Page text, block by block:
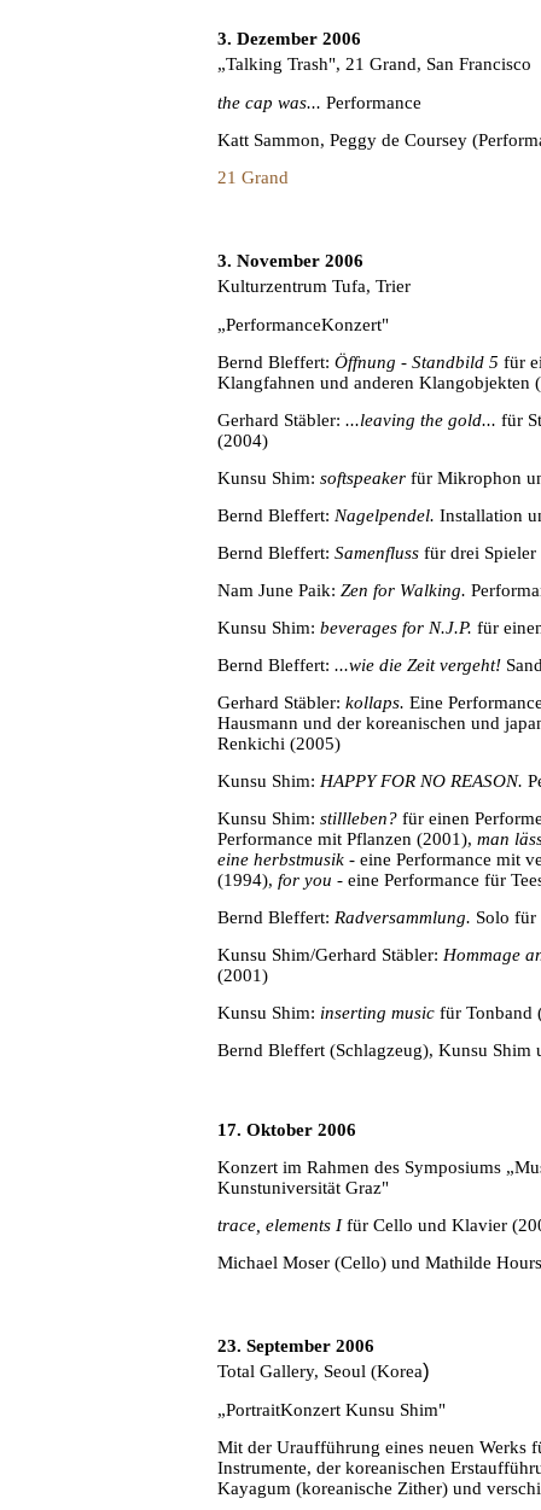
3. Dezember 2006
„Talking Trash", 21 Grand, San Francisco
the cap was... Performance
Katt Sammon, Peggy de Coursey
21 Grand
3. November 2006
Kulturzentrum Tufa, Trier
„PerformanceKonzert"
Bernd Bleffert: Öffnung - Standbild 5 für
Klangfahnen und anderen Klangobjekten
Gerhard Stäbler: ...leaving the gold... für
(2004)
Kunsu Shim: softspeaker für Mikrophon
Bernd Bleffert: Nagelpendel. Installation
Bernd Bleffert: Samenfluss für drei Spieler
Nam June Paik: Zen for Walking.
Kunsu Shim: beverages for N.J.P. für
Bernd Bleffert: ...wie die Zeit vergeht!
Gerhard Stäbler: kollaps. Eine
Hausmann und der koreanischen und
Renkichi (2005)
Kunsu Shim: HAPPY FOR NO REASON.
Kunsu Shim: stillleben? für einen
Performance mit Pflanzen (2001), man
eine herbstmusik - eine Performance mit
(1994), for you - eine Performance für
Bernd Bleffert: Radversammlung. Solo für
Kunsu Shim/Gerhard Stäbler: Hommage
(2001)
Kunsu Shim: inserting music für Tonband
Bernd Bleffert (Schlagzeug), Kunsu Shim
17. Oktober 2006
Konzert im Rahmen des Symposiums
Kunstuniversität Graz"
trace, elements Ifür Cello und Klavier
Michael Moser (Cello) und Mathilde
23. September 2006
Total Gallery, Seoul (Korea)
„PortraitKonzert Kunsu Shim"
Mit der Uraufführung eines neuen Werks
Instrumente, der koreanischen
Kayagum (koreanische Zither) und